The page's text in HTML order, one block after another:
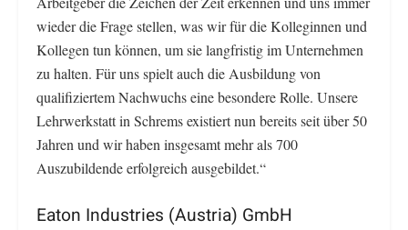
wieder die Frage stellen, was wir für die Kolleginnen und
Kollegen tun können, um sie langfristig im Unternehmen
zu halten. Für uns spielt auch die Ausbildung von
qualifiziertem Nachwuchs eine besondere Rolle. Unsere
Lehrwerkstatt in Schrems existiert nun bereits seit über 50
Jahren und wir haben insgesamt mehr als 700
Auszubildende erfolgreich ausgebildet.“
Eaton Industries (Austria) GmbH